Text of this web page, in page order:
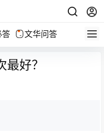
答 文华问答
好？